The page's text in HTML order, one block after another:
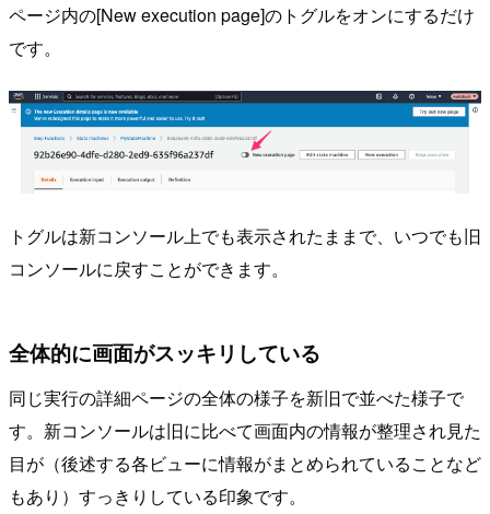
ページ内の[New execution page]のトグルをオンにするだけ
です。
トグルは新コンソール上でも表示されたままで、いつでも旧
コンソールに戻すことができます。
全体的に画面がスッキリしている
同じ実行の詳細ページの全体の様子を新旧で並べた様子で
す。新コンソールは旧に比べて画面内の情報が整理され見た
目が（後述する各ビューに情報がまとめられていることなど
もあり）すっきりしている印象です。